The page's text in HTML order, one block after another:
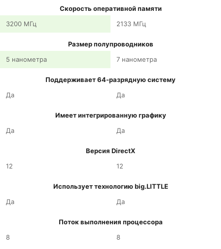
Скорость оперативной памяти
3200 МГц
2133 МГц
Размер полупроводников
5 нанометра
7 нанометра
Поддерживает 64-разрядную систему
Да
Да
Имеет интегрированную графику
Да
Да
Версия DirectX
12
12
Использует технологию big.LITTLE
Да
Да
Поток выполнения процессора
8
8